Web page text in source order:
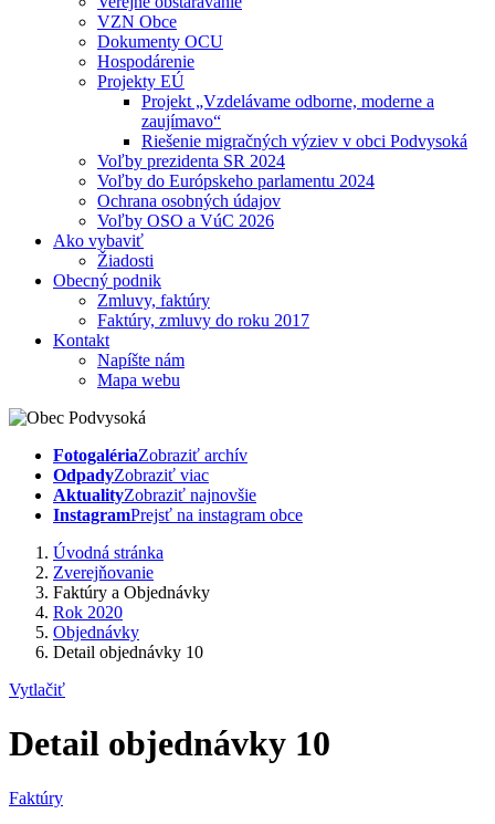
VZN Obce
Dokumenty OCU
Hospodárenie
Projekty EÚ
Projekt „Vzdelávame odborne, moderne a
zaujímavo“
Riešenie migračných výziev v obci Podvysoká
Voľby prezidenta SR 2024
Voľby do Európskeho parlamentu 2024
Ochrana osobných údajov
Voľby OSO a VúC 2026
Ako vybaviť
Žiadosti
Obecný podnik
Zmluvy, faktúry
Faktúry, zmluvy do roku 2017
Kontakt
Napíšte nám
Mapa webu
FotogalériaZobraziť archív
OdpadyZobraziť viac
AktualityZobraziť najnovšie
InstagramPrejsť na instagram obce
Úvodná stránka
Zverejňovanie
Faktúry a Objednávky
Rok 2020
Objednávky
Detail objednávky 10
Vytlačiť
Detail objednávky 10
Faktúry